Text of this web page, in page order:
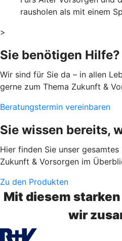
rausholen als mit einem
>
Sie benötigen Hilfe?
Wir sind für Sie da – in allen
gerne zum Thema Zukunft &
Beratungstermin vereinbaren
Sie wissen bereits,
Hier finden Sie unser
Zukunft & Vorsorgen im
Zu den Produkten
Mit diesem
wir